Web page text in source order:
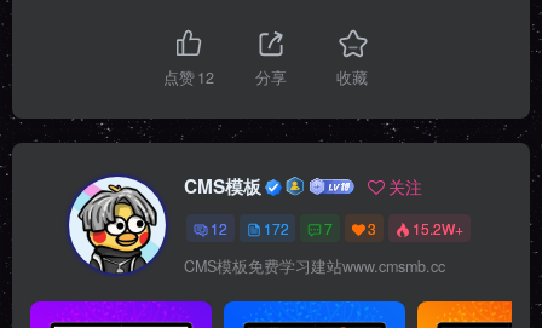
点赞12 分享 收藏
CMS模板 关注
12 172 7 3 15.2W+
CMS模板免费学习建站www.cmsmb.cc